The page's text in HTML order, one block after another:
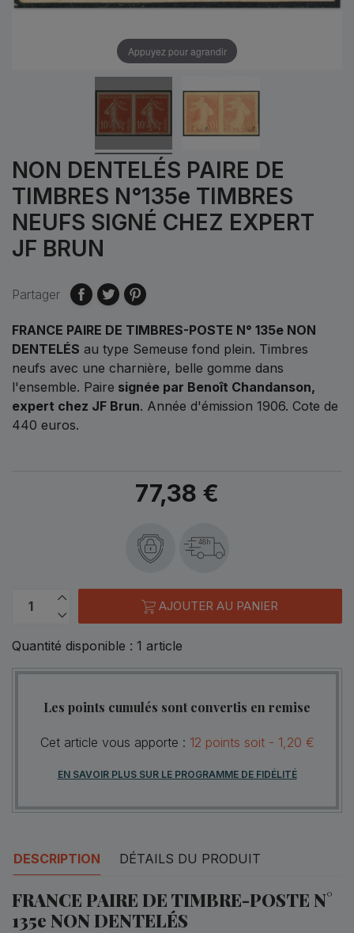
Appuyez pour agrandir
NON DENTELÉS PAIRE DE
TIMBRES N°135e TIMBRES
NEUFS SIGNÉ CHEZ EXPERT
JF BRUN
Partager
FRANCE PAIRE DE TIMBRES-POSTE N° 135e NON
DENTELÉS au type Semeuse fond plein. Timbres
neufs avec une charnière, belle gomme dans
l'ensemble. Paire signée par Benoît Chandanson,
expert chez JF Brun. Année d'émission 1906. Cote de
440 euros.
77,38 €
48h
AJOUTER AU PANIER
Quantité disponible : 1 article
Les points cumulés sont convertis en remise
Cet article vous apporte : 12 points soit - 1,20 €
EN SAVOIR PLUS SUR LE PROGRAMME DE FIDÉLITÉ
DESCRIPTION DÉTAILS DU PRODUIT
FRANCE PAIRE DE TIMBRE-POSTE N°
135e NON DENTELÉS